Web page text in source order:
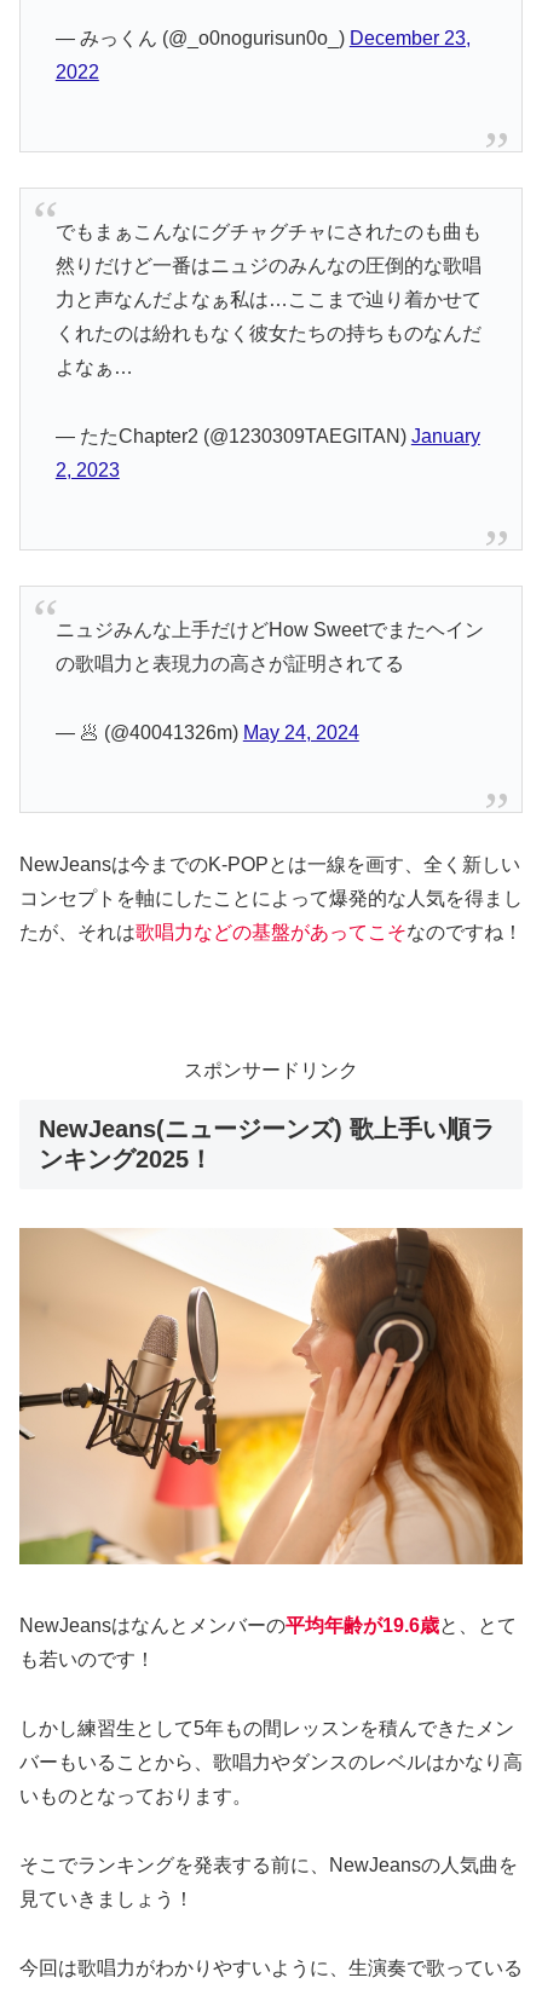
— みっくん (@_o0nogurisun0o_) December 23,
2022
でもまぁこんなにグチャグチャにされたのも曲も
然りだけど一番はニュジのみんなの圧倒的な歌唱
力と声なんだよなぁ私は…ここまで辿り着かせて
くれたのは紛れもなく彼女たちの持ちものなんだ
よなぁ…
— たたChapter2 (@1230309TAEGITAN) January
2, 2023
ニュジみんな上手だけどHow Sweetでまたヘイン
の歌唱力と表現力の高さが証明されてる
— 🥟 (@40041326m) May 24, 2024
NewJeansは今までのK-POPとは一線を画す、全く新しい
コンセプトを軸にしたことによって爆発的な人気を得まし
たが、それは歌唱力などの基盤があってこそなのですね！
スポンサードリンク
NewJeans(ニュージーンズ) 歌上手い順ラ
ンキング2025！
NewJeansはなんとメンバーの平均年齢が19.6歳と、とて
も若いのです！
しかし練習生として5年もの間レッスンを積んできたメン
バーもいることから、歌唱力やダンスのレベルはかなり高
いものとなっております。
そこでランキングを発表する前に、NewJeansの人気曲を
見ていきましょう！
今回は歌唱力がわかりやすいように、生演奏で歌っている